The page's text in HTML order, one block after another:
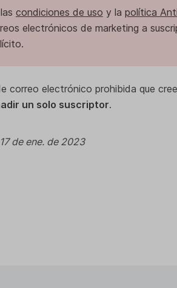
condiciones de uso y la política
electrónicos de marketing a
correo electrónico prohibida que
un solo suscriptor.
de ene. de 2023